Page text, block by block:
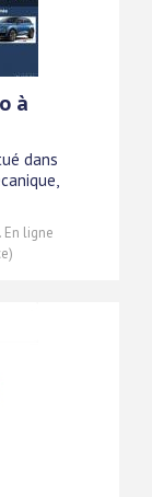
à
dans
En ligne